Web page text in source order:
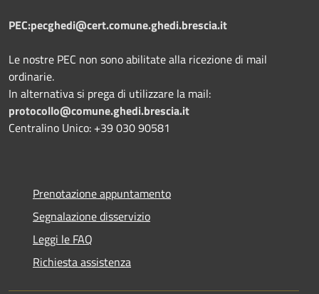
PEC:pecghedi@cert.comune.ghedi.brescia.it
Le nostre PEC non sono abilitate alla ricezione di mail
ordinarie.
In alternativa si prega di utilizzare la mail:
protocollo@comune.ghedi.brescia.it
Centralino Unico: +39 030 90581
Prenotazione appuntamento
Segnalazione disservizio
Leggi le FAQ
Richiesta assistenza